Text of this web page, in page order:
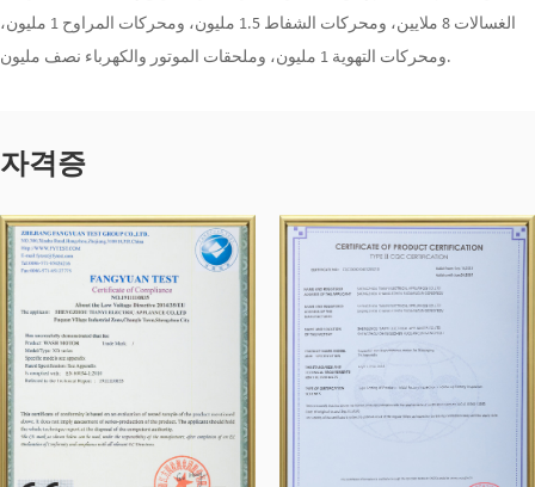
الغسالات 8 ملايين، ومحركات الشفاط 1.5 مليون، ومحركات المراوح 1 مليون،
ومحركات التهوية 1 مليون، وملحقات الموتور والكهرباء نصف مليون.
자격증